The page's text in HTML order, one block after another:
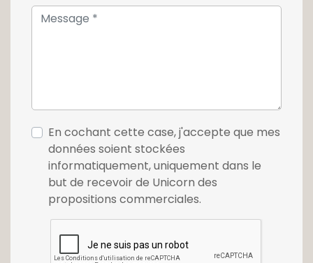
En cochant cette case, j'accepte que mes
données soient stockées
informatiquement, uniquement dans le
but de recevoir de Unicorn des
propositions commerciales.